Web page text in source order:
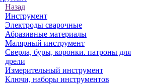
Назад
Инструмент
Электроды сварочные
Абразивные материалы
Малярный инструмент
Сверла, буры, коронки. патроны для
дрели
Измерительный инструмент
Ключи, наборы инструментов